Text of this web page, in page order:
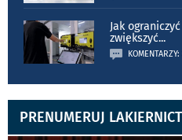
Jak
zwiększyć...
PRENUMERUJ